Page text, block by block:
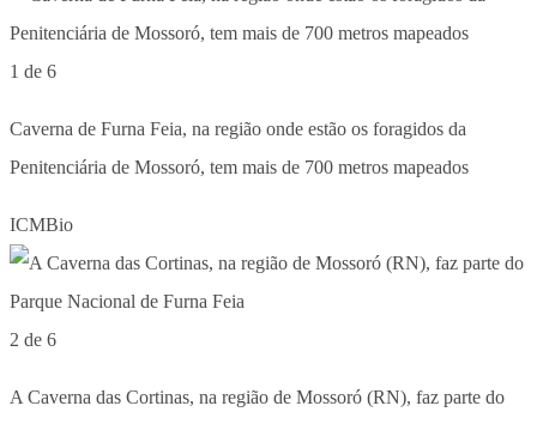
1 de 6
Caverna de Furna Feia, na região onde estão os foragidos da
Penitenciária de Mossoró, tem mais de 700 metros mapeados
ICMBio
2 de 6
A Caverna das Cortinas, na região de Mossoró (RN), faz parte do